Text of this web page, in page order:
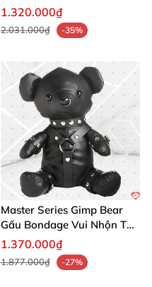
Cấp
1.320.000₫
2.031.000₫ -35%
Master Series Gimp Bear
Gấu Bondage Vui Nhộn Táo
Bạo
1.370.000₫
1.877.000₫ -27%